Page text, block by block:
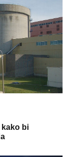
kako bi